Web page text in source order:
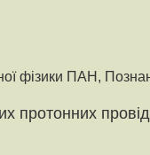
фізики ПАН,
протонних